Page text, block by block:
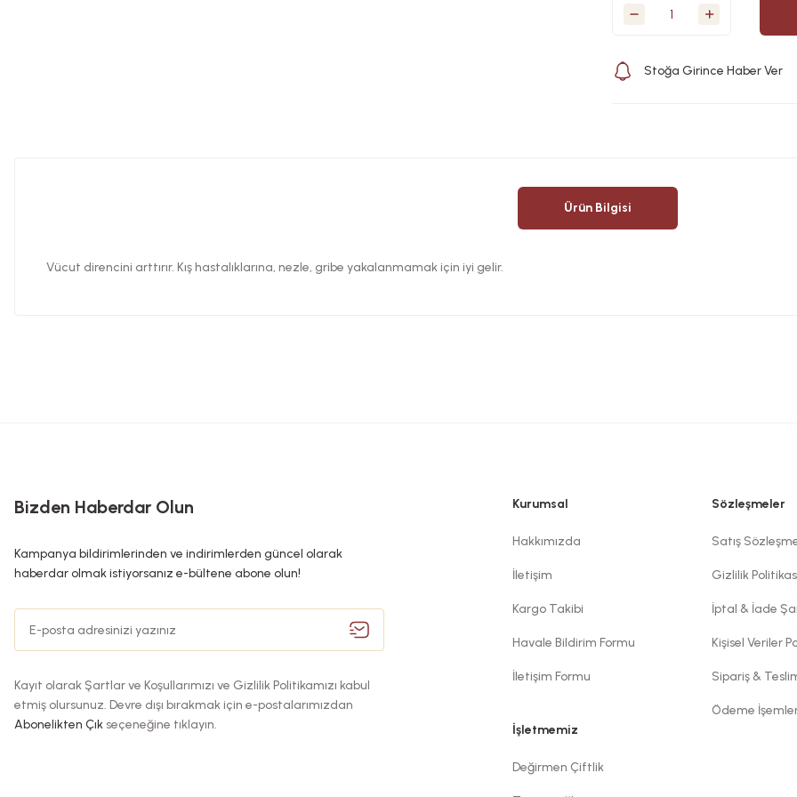
Stoğa Girince Haber Ver
Ürün Bilgisi
Vücut direncini arttırır. Kış hastalıklarına, nezle, gribe yakalanmamak için iyi gelir.
Bizden Haberdar Olun
Kampanya bildirimlerinden ve indirimlerden güncel olarak
haberdar olmak istiyorsanız e-bültene abone olun!
Kayıt olarak Şartlar ve Koşullarımızı ve Gizlilik Politikamızı kabul
etmiş olursunuz. Devre dışı bırakmak için e-postalarımızdan
Abonelikten Çık seçeneğine tıklayın.
Kurumsal
Hakkımızda
İletişim
Kargo Takibi
Havale Bildirim Formu
İletişim Formu
Sözleşmeler
Satış
Gizlilik
İptal & İade
Kişisel Veriler
Sipariş &
Ödeme
İşletmemiz
Değirmen Çiftlik